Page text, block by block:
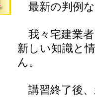
最新の判例
我々宅建業
新しい知識と
ん。
講習終了後、